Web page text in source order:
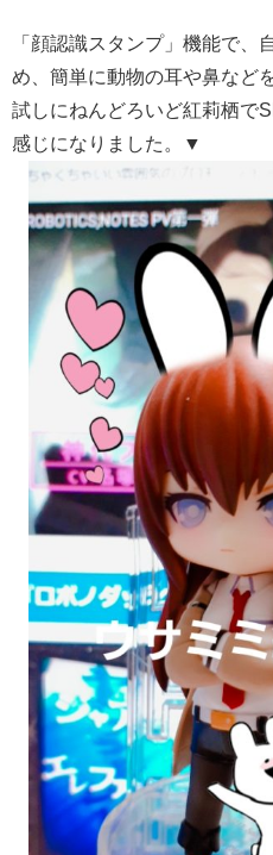
「顔認識スタンプ」機能で、
め、簡単に動物の耳や鼻など
試しにねんどろいど紅莉栖で
感じになりました。▼